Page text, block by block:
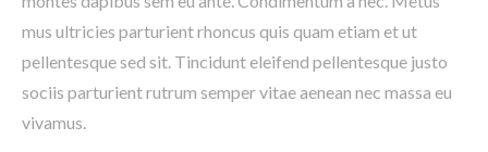
mus ultricies parturient rhoncus quis quam etiam et ut
pellentesque sed sit. Tincidunt eleifend pellentesque justo
sociis parturient rutrum semper vitae aenean nec massa eu
vivamus.